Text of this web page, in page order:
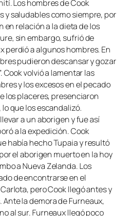
Los hombres de Cook
y saludables como siempre, por
en relación a la dieta de los
, sin embargo, sufrió de
perdió a algunos hombres. En
pudieron descansar y gozar
Cook volvió a lamentar las
y los excesos en el pecado
los placeres, presenciaron
que los escandalizó.
a un aborigen y fue así
a la expedición. Cook
había hecho Tupaia y resultó
el aborigen muerto en la hoy
a Nueva Zelanda. Los
de encontrarse en el
pero Cook llegó antes y
la demora de Furneaux,
al sur. Furneaux llegó poco